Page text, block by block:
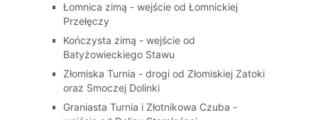
Łomnica zimą - wejście od Łomnickiej
Przełęczy
Kończysta zimą - wejście od
Batyżowieckiego Stawu
Złomiska Turnia - drogi od Złomiskiej Zatoki
oraz Smoczej Dolinki
Graniasta Turnia i Złotnikowa Czuba -